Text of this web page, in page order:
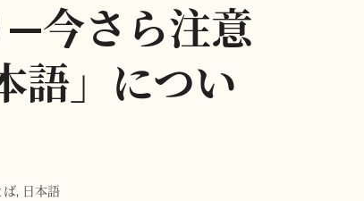
今さら注意
語」につい
ば, 日本語